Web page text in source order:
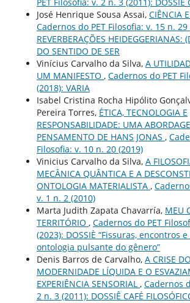
PET Filosofia: v. 2 n. 3 (2011): DOSSIÊ
José Henrique Sousa Assai, CIÊNCIA
Cadernos do PET Filosofia: v. 15 n. 29
REVERBERAÇÕES HEIDEGGERIANAS:
DO SENTIDO DE SER
Vinícius Carvalho da Silva, A
UM MANIFESTO , Cadernos do PET
(2018): VARIA
Isabel Cristina Rocha Hipólito
Pereira Torres, ÉTICA, TECNOLOGIA E
RESPONSABILIDADE: UMA
PENSAMENTO DE HANS JONAS ,
Filosofia: v. 10 n. 20 (2019)
Vinicius Carvalho da Silva, A
MECÂNICA QUÂNTICA E A
ONTOLOGIA MATERIALISTA ,
v. 1 n. 2 (2010)
Marta Judith Zapata Chavarría, MEU
TERRITÓRIO , Cadernos do PET
(2023): DOSSIÈ “Fissuras, encontros
ontologia pulsante do gênero”
Denis Barros de Carvalho, A CRISE
MODERNIDADE LÍQUIDA E O
EXPERIÊNCIA SENSORIAL , Cadernos
2 n. 3 (2011): DOSSIÊ CAFÉ